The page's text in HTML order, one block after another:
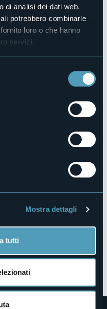
di analisi dei dati web,
potrebbero combinarle
loro o che hanno
servizi.
Mostra dettagli
tutti